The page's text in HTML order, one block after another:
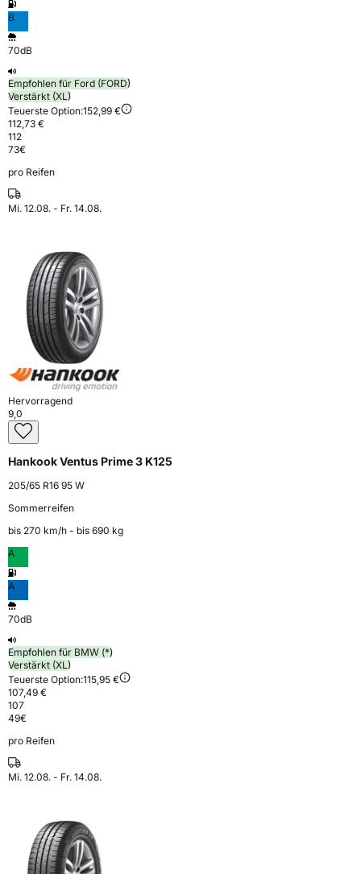
B
70dB
Empfohlen für Ford (FORD)
Verstärkt (XL)
Teuerste Option:152,99 €
112,73 €
112
73€
pro Reifen
Mi. 12.08. - Fr. 14.08.
Hervorragend
9,0
Hankook Ventus Prime 3 K125
205/65 R16 95 W
Sommerreifen
bis 270 km⁠/⁠h - bis 690 kg
A
A
70dB
Empfohlen für BMW (*)
Verstärkt (XL)
Teuerste Option:115,95 €
107,49 €
107
49€
pro Reifen
Mi. 12.08. - Fr. 14.08.